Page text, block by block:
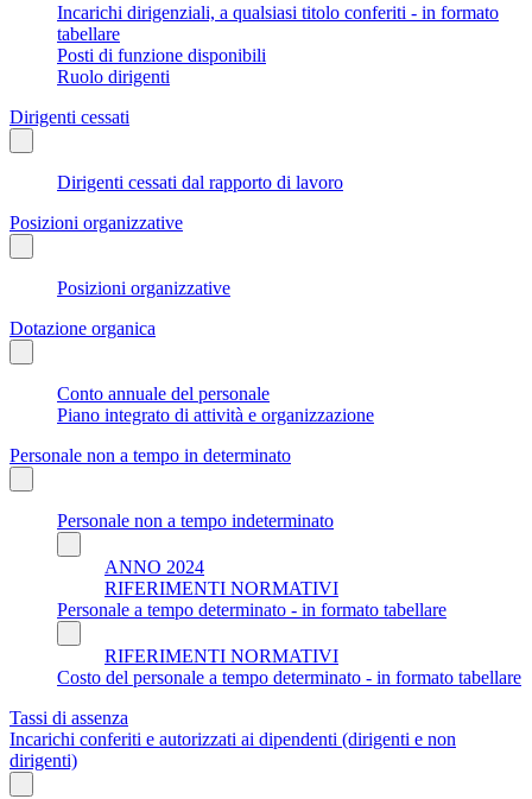
Incarichi dirigenziali, a qualsiasi titolo conferiti - in formato
tabellare
Posti di funzione disponibili
Ruolo dirigenti
Dirigenti cessati
Dirigenti cessati dal rapporto di lavoro
Posizioni organizzative
Posizioni organizzative
Dotazione organica
Conto annuale del personale
Piano integrato di attività e organizzazione
Personale non a tempo in determinato
Personale non a tempo indeterminato
ANNO 2024
RIFERIMENTI NORMATIVI
Personale a tempo determinato - in formato tabellare
RIFERIMENTI NORMATIVI
Costo del personale a tempo determinato - in formato tabellare
Tassi di assenza
Incarichi conferiti e autorizzati ai dipendenti (dirigenti e non
dirigenti)